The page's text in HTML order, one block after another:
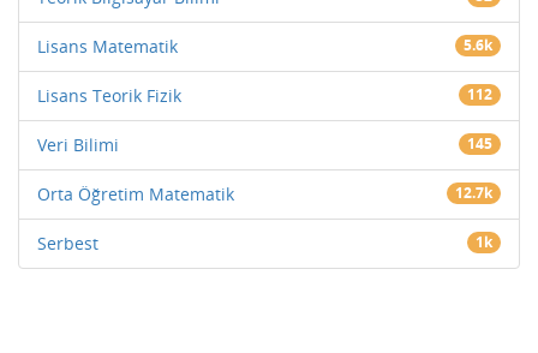
Lisans Matematik 5.6k
Lisans Teorik Fizik 112
Veri Bilimi 145
Orta Öğretim Matematik 12.7k
Serbest 1k